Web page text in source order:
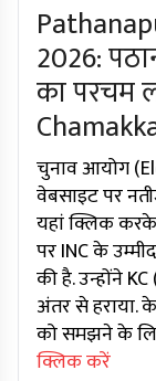
2026:
का परचम
चुनाव आयोग
वेबसाइट पर
यहां क्लिक
पर INC के
की है. उन्होंने
अंतर से हराया.
को समझने के
क्लिक करें